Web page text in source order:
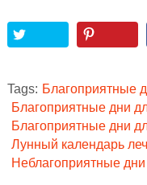
Tags: Благоприятные
Благоприятные дни
Благоприятные дни
Лунный календарь
Неблагоприятные